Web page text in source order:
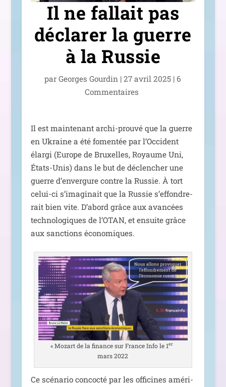
Il ne fallait pas
déclarer la guerre
à la Russie
parGeorges Gourdin |27 avril 2025 | 6
Commentaires
Il est main­te­nant archi-prou­vé que la guerre
en Ukraine a été fomen­tée par l’Occident
élar­gi (Europe de Bruxelles, Royaume Uni,
États-Unis) dans le but de déclen­cher une
guerre d’en­ver­gure contre la Russie. À tort
celui-ci s’i­ma­gi­nait que la Russie s’ef­fon­dre­
rait bien vite. D’abord grâce aux avan­cées
tech­no­lo­giques de l’OTAN, et ensuite grâce
aux sanc­tions économiques.
«Mozart de la finance sur France Info le 1er
mars 2022
Ce scé­na­rio concoc­té par les offi­cines amé­ri­